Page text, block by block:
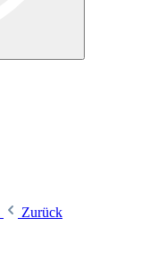
Zurück